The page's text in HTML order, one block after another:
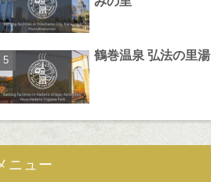
鶴巻温泉 弘法の里湯
ニュー